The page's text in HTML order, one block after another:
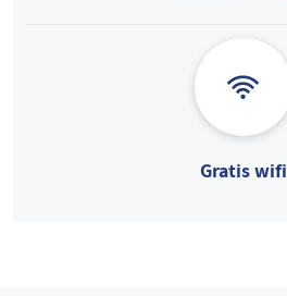
Gratis wifi